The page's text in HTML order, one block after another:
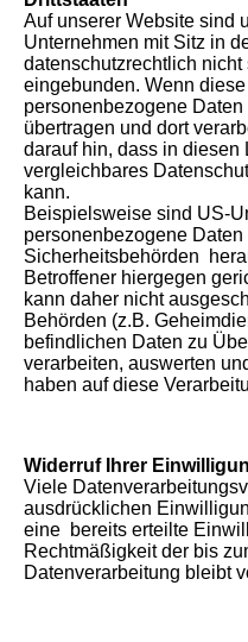
Auf unserer Website sind
Unternehmen mit Sitz in
datenschutzrechtlich nicht
eingebunden. Wenn
personenbezogene
übertragen und dort
darauf hin, dass in diesen
vergleichbares
kann.
Beispielsweise sind US-
personenbezogene Daten
Sicherheitsbehörden
Betroffener hiergegen
kann daher nicht
Behörden (z.B.
befindlichen Daten zu
verarbeiten, auswerten
haben auf diese
Widerruf Ihrer
Viele
ausdrücklichen
eine bereits erteilte
Rechtmäßigkeit der bis
Datenverarbeitung bleibt